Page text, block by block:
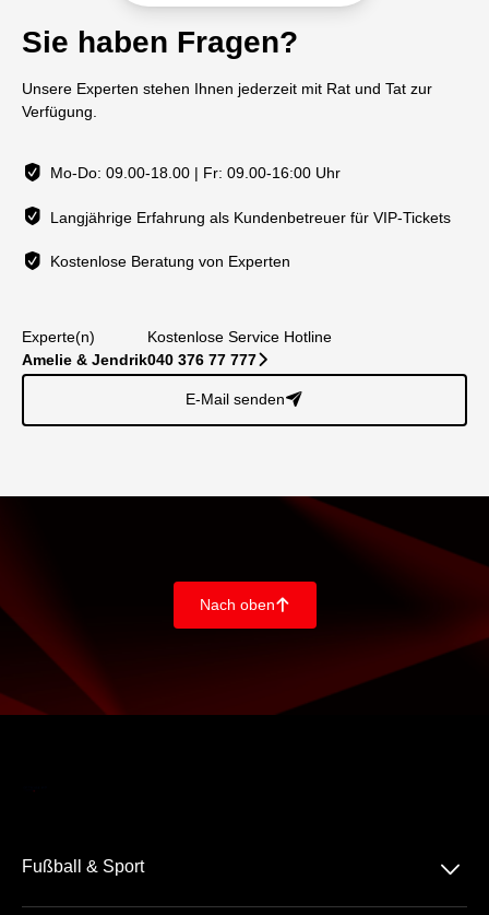
Sie haben Fragen?
Unsere Experten stehen Ihnen jederzeit mit Rat und Tat zur
Verfügung.
Mo-Do: 09.00-18.00 | Fr: 09.00-16:00 Uhr
Langjährige Erfahrung als Kundenbetreuer für VIP-Tickets
Kostenlose Beratung von Experten
Experte(n)
Amelie & Jendrik
Kostenlose Service Hotline
040 376 77 777􀆊
E-Mail senden􀈠
Nach oben􀄨
Fußball & Sport 􀆈